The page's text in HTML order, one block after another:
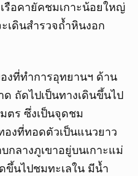
รือคายัคชมเกาะน้อยใหญ่
เดินสำรวจถ้ำหินงอก
งที่ทำการอุทยานฯ ด้าน
ถัดไปเป็นทางเดินขึ้นไป
ตร ซึ่งเป็นจุดชม
งที่ทอดตัวเป็นแนวยาว
กลางภูเขาอยู่บนเกาะแม่
ขึ้นไปชมทะเลใน มีน้ำ